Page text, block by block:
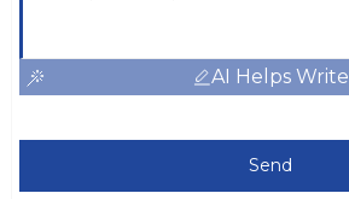
AI Helps Write
Send